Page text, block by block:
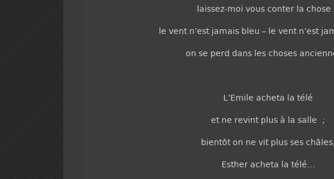
laissez-moi vous conter la
le vent n’est jamais bleu – le vent n’est
on se perd dans les choses
L’Emile acheta la télé
et ne revint plus à la salle ;
bientôt on ne vit plus ses châles,
Esther acheta la télé…